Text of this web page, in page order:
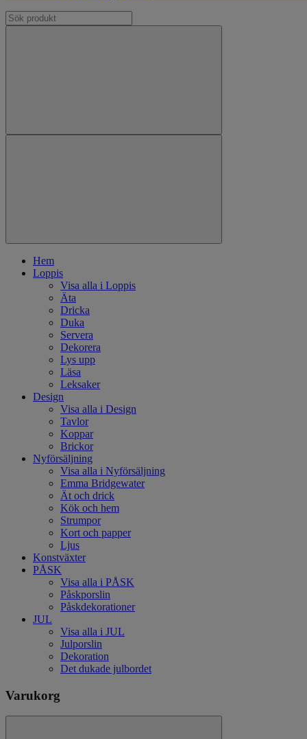
Hem
Loppis
Visa alla i Loppis
Äta
Dricka
Duka
Servera
Dekorera
Lys upp
Läsa
Leksaker
Design
Visa alla i Design
Tavlor
Koppar
Brickor
Nyförsäljning
Visa alla i Nyförsäljning
Emma Bridgewater
Ät och drick
Kök och hem
Strumpor
Kort och papper
Ljus
Konstväxter
PÅSK
Visa alla i PÅSK
Påskporslin
Påskdekorationer
JUL
Visa alla i JUL
Julporslin
Dekoration
Det dukade julbordet
Varukorg